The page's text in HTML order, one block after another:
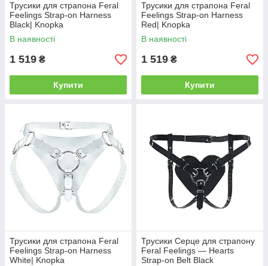
Трусики для страпона Feral
Feelings Strap-on Harness
Black| Knopka
В наявності
1 519 ₴
Купити
Трусики для страпона Feral
Feelings Strap-on Harness
Red| Knopka
В наявності
1 519 ₴
Купити
Трусики для страпона Feral
Feelings Strap-on Harness
White| Knopka
Трусики Серце для страпону
Feral Feelings — Hearts
Strap-on Belt Black